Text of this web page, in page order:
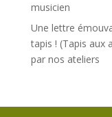
musicien
Une lettre
tapis ! (Tapis aux
par nos ateliers